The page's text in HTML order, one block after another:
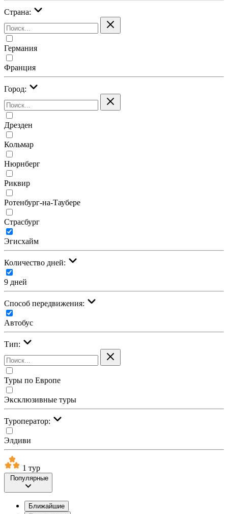
Страна:
Германия
Франция
Город:
Дрезден
Кольмар
Нюрнберг
Риквир
Ротенбург-на-Таубере
Страсбург
Эгисхайм
Количество дней:
9 дней
Cпособ передвижения:
Автобус
Тип:
Туры по Европе
Эксклюзивные туры
Туроператор:
Элдиви
1 тур
Популярные
Ближайшие